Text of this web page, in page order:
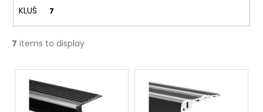
KLUŚ 7
7 items to display
L
c
m
n